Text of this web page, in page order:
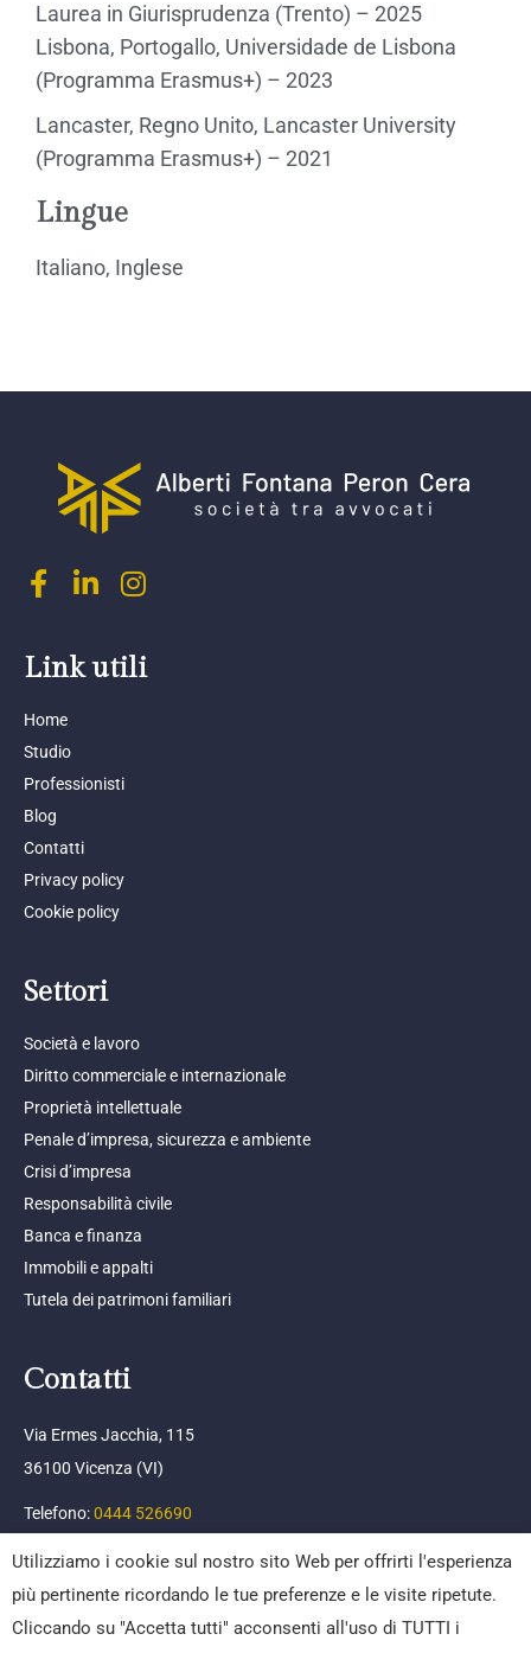
Laurea in Giurisprudenza (Trento) – 2025
Lisbona, Portogallo, Universidade de Lisbona
(Programma Erasmus+) – 2023
Lancaster, Regno Unito, Lancaster University
(Programma Erasmus+) – 2021
Lingue
Italiano, Inglese
Link utili
Home
Studio
Professionisti
Blog
Contatti
Privacy policy
Cookie policy
Settori
Società e lavoro
Diritto commerciale e internazionale
Proprietà intellettuale
Penale d’impresa, sicurezza e ambiente
Crisi d’impresa
Responsabilità civile
Banca e finanza
Immobili e appalti
Tutela dei patrimoni familiari
Contatti
Via Ermes Jacchia, 115
36100 Vicenza (VI)
Telefono:0444 526690
Utilizziamo i cookie sul nostro sito Web per offrirti l'esperienza
più pertinente ricordando le tue preferenze e le visite ripetute.
Cliccando su "Accetta tutti" acconsenti all'uso di TUTTI i